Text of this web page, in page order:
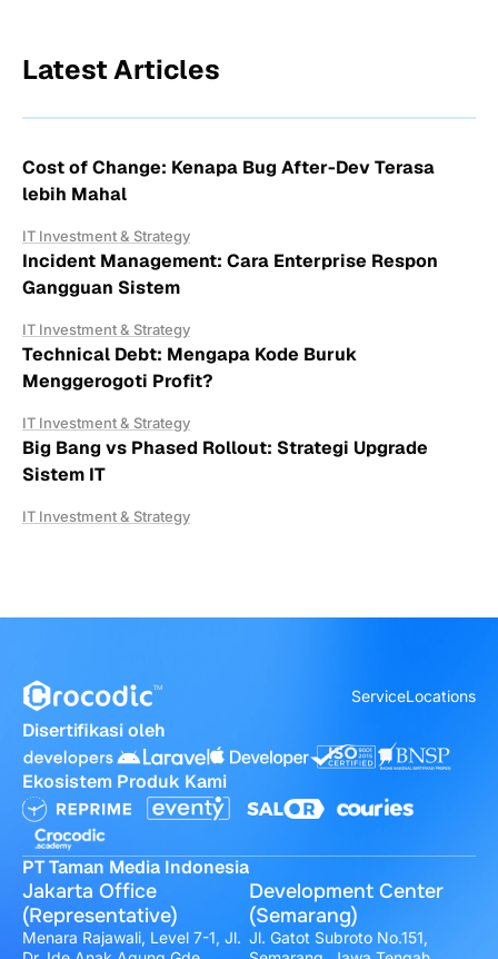
Latest Articles
Cost of Change: Kenapa Bug After-Dev Terasa
lebih Mahal
IT Investment & Strategy
Incident Management: Cara Enterprise Respon
Gangguan Sistem
IT Investment & Strategy
Technical Debt: Mengapa Kode Buruk
Menggerogoti Profit?
IT Investment & Strategy
Big Bang vs Phased Rollout: Strategi Upgrade
Sistem IT
IT Investment & Strategy
ServiceLocations
Disertifikasi oleh
Ekosistem Produk Kami
PT Taman Media Indonesia
Jakarta Office
(Representative)
Menara Rajawali, Level 7-1, Jl.
Development Center
(Semarang)
Jl. Gatot Subroto No.151,